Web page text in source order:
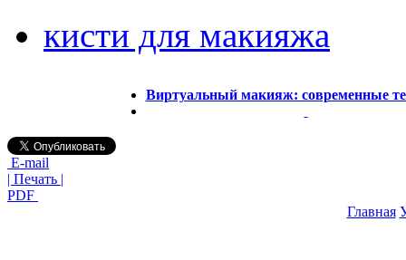
кисти для макияжа
Виртуальный макияж: современные
E-mail
| Печать |
PDF
Главная